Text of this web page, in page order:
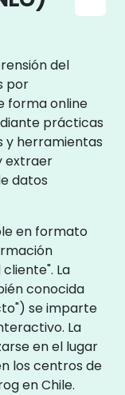
del
por
forma online
prácticas
y herramientas
extraer
datos
en formato
La
conocida
se imparte
La
en el lugar
los centros de
en Chile.